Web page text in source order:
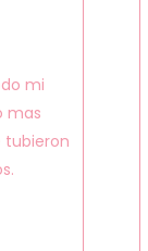
mi
mas
tubieron